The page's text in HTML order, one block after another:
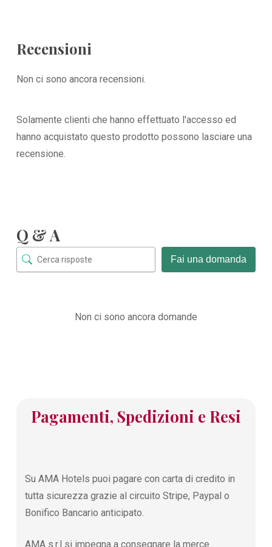
Recensioni
Non ci sono ancora recensioni.
Solamente clienti che hanno effettuato l'accesso ed
hanno acquistato questo prodotto possono lasciare una
recensione.
Q & A
Fai una domanda
Non ci sono ancora domande
Pagamenti, Spedizioni e Resi
Su AMA Hotels puoi pagare con carta di credito in
tutta sicurezza grazie al circuito Stripe, Paypal o
Bonifico Bancario anticipato.
AMA s.r.l si impegna a consegnare la merce